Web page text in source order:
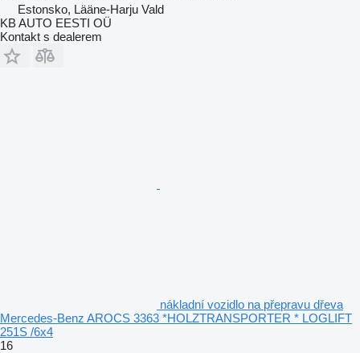
Estonsko, Lääne-Harju Vald
KB AUTO EESTI OÜ
Kontakt s dealerem
nákladní vozidlo na přepravu dřeva
Mercedes-Benz AROCS 3363 *HOLZTRANSPORTER * LOGLIFT
251S /6x4
16